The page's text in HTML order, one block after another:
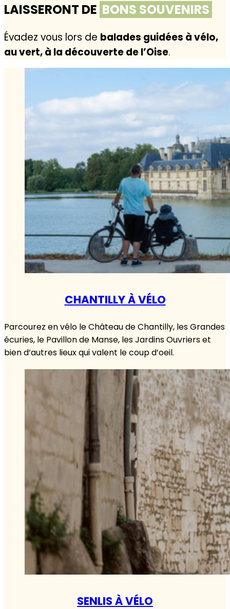
LAISSERONT DE BONS SOUVENIRS
Évadez vous lors de balades guidées à vélo,
au vert, à la découverte de l’Oise.
CHANTILLY À VÉLO
Parcourez en vélo le Château de Chantilly, les Grandes
écuries, le Pavillon de Manse, les Jardins Ouvriers et
bien d’autres lieux qui valent le coup d’oeil.
SENLIS À VÉLO